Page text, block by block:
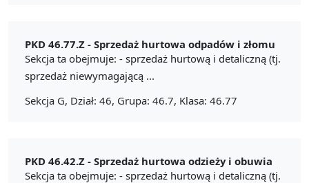
PKD 46.77.Z - Sprzedaż hurtowa odpadów i złomu
Sekcja ta obejmuje: - sprzedaż hurtową i detaliczną (tj.
sprzedaż niewymagającą ...
Sekcja G, Dział: 46, Grupa: 46.7, Klasa: 46.77
PKD 46.42.Z - Sprzedaż hurtowa odzieży i obuwia
Sekcja ta obejmuje: - sprzedaż hurtową i detaliczną (tj.